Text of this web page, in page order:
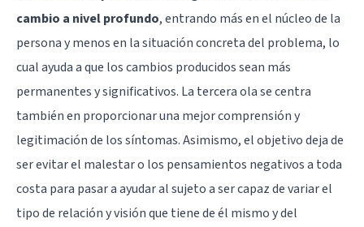
cambio a nivel profundo, entrando más en el núcleo de la
persona y menos en la situación concreta del problema, lo
cual ayuda a que los cambios producidos sean más
permanentes y significativos. La tercera ola se centra
también en proporcionar una mejor comprensión y
legitimación de los síntomas. Asimismo, el objetivo deja de
ser evitar el malestar o los pensamientos negativos a toda
costa para pasar a ayudar al sujeto a ser capaz de variar el
tipo de relación y visión que tiene de él mismo y del